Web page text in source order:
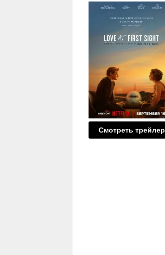
Смотреть трейлер